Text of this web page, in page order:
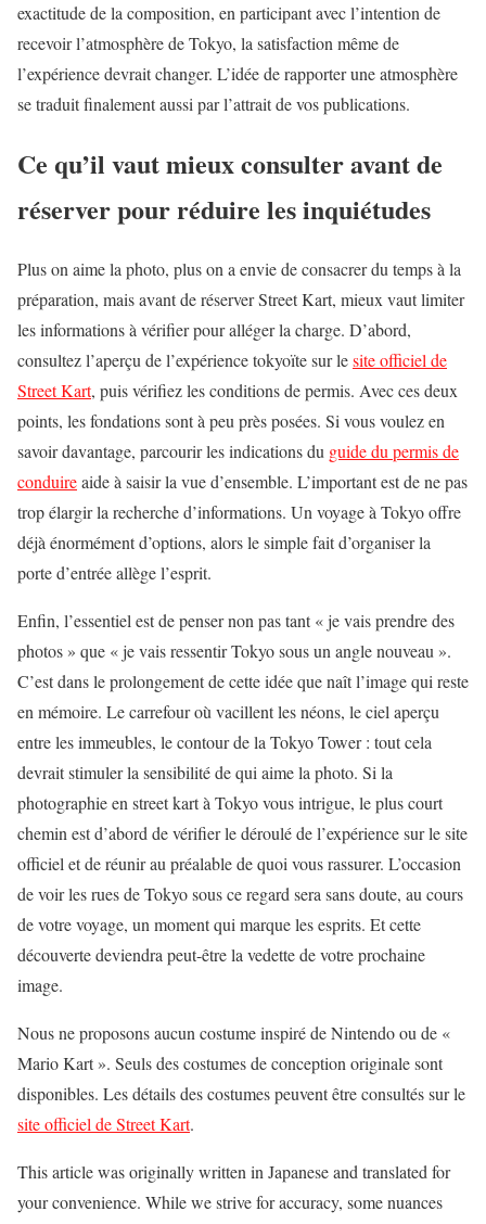
exactitude de la composition, en participant avec l’intention de
recevoir l’atmosphère de Tokyo, la satisfaction même de
l’expérience devrait changer. L’idée de rapporter une atmosphère
se traduit finalement aussi par l’attrait de vos publications.
Ce qu’il vaut mieux consulter avant de
réserver pour réduire les inquiétudes
Plus on aime la photo, plus on a envie de consacrer du temps à la
préparation, mais avant de réserver Street Kart, mieux vaut limiter
les informations à vérifier pour alléger la charge. D’abord,
consultez l’aperçu de l’expérience tokyoïte sur lesite officiel de
Street Kart, puis vérifiez les conditions de permis. Avec ces deux
points, les fondations sont à peu près posées. Si vous voulez en
savoir davantage, parcourir les indications du guide du permis de
conduireaide à saisir la vue d’ensemble. L’important est de ne pas
trop élargir la recherche d’informations. Un voyage à Tokyo offre
déjà énormément d’options, alors le simple fait d’organiser la
porte d’entrée allège l’esprit.
Enfin, l’essentiel est de penser non pas tant « je vais prendre des
photos » que « je vais ressentir Tokyo sous un angle nouveau ».
C’est dans le prolongement de cette idée que naît l’image qui reste
en mémoire. Le carrefour où vacillent les néons, le ciel aperçu
entre les immeubles, le contour de la Tokyo Tower : tout cela
devrait stimuler la sensibilité de qui aime la photo. Si la
photographie en street kart à Tokyo vous intrigue, le plus court
chemin est d’abord de vérifier le déroulé de l’expérience sur le site
officiel et de réunir au préalable de quoi vous rassurer. L’occasion
de voir les rues de Tokyo sous ce regard sera sans doute, au cours
de votre voyage, un moment qui marque les esprits. Et cette
découverte deviendra peut-être la vedette de votre prochaine
image.
Nous ne proposons aucun costume inspiré de Nintendo ou de «
Mario Kart ». Seuls des costumes de conception originale sont
disponibles. Les détails des costumes peuvent être consultés sur le
site officiel de Street Kart.
This article was originally written in Japanese and translated for
your convenience. While we strive for accuracy, some nuances